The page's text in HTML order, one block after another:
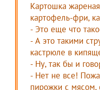
Картошка
картофель-фри,
- Это еще что
- А это такими
кастрюле в
- Ну, так бы и
- Нет не все!
пирожки с мясом,